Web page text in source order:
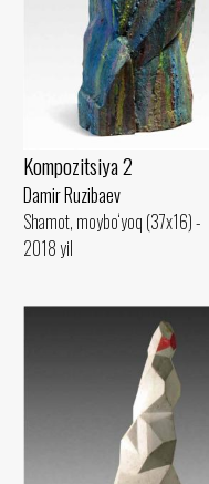
Kompozitsiya 2
Damir Ruzibaev
Shamot, moybo‘yoq (37x16) -
2018 yil